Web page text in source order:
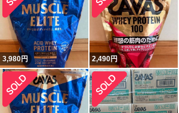
3,980円 2,490円